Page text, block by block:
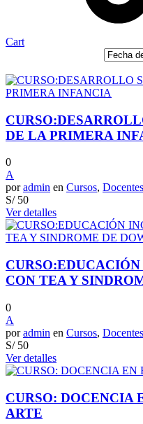
Cart
DE LA PRIMERA
0
A
poradmin en Cursos, Docentes
S/50
Ver detalles
CON TEA Y
0
A
poradmin en Cursos, Docentes
S/50
Ver detalles
CURSO: DOCENCIA
ARTE